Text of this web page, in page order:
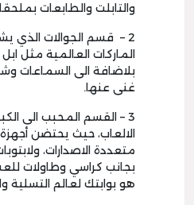
والتابلت والطابعات
2 – قسم الجوالات الذي
الماركات العالمية مثل
بلاضافة الى السماعات
غنى عنها.
3 – القسم المحبب الى
الالعاب، حيث يحتضن
متعددة الاصدارات،
بجانب كراسي وطاولات
هو بوابتك لعالم التسلية